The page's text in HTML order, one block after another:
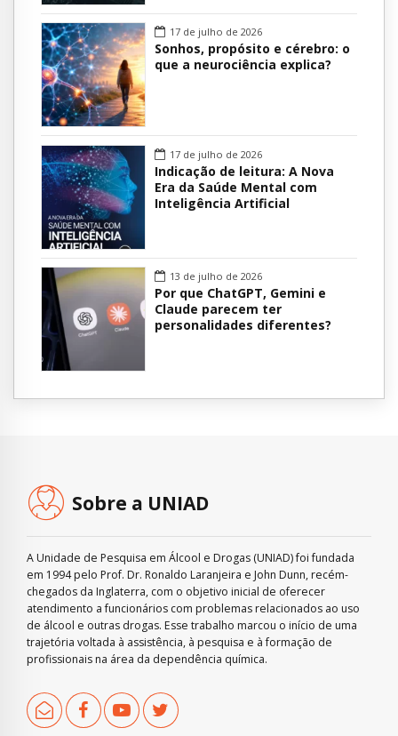
17 de julho de 2026
Sonhos, propósito e cérebro: o
que a neurociência explica?
17 de julho de 2026
Indicação de leitura: A Nova
Era da Saúde Mental com
Inteligência Artificial
13 de julho de 2026
Por que ChatGPT, Gemini e
Claude parecem ter
personalidades diferentes?
Sobre a UNIAD
A Unidade de Pesquisa em Álcool e Drogas (UNIAD) foi fundada
em 1994 pelo Prof. Dr. Ronaldo Laranjeira e John Dunn, recém-
chegados da Inglaterra, com o objetivo inicial de oferecer
atendimento a funcionários com problemas relacionados ao uso
de álcool e outras drogas. Esse trabalho marcou o início de uma
trajetória voltada à assistência, à pesquisa e à formação de
profissionais na área da dependência química.